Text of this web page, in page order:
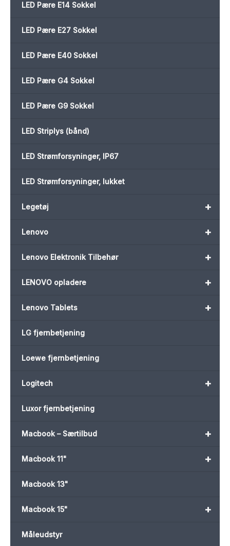
LED Pære E14 Sokkel
LED Pære E27 Sokkel
LED Pære E40 Sokkel
LED Pære G4 Sokkel
LED Pære G9 Sokkel
LED Striplys (bånd)
LED Strømforsyninger, IP67
LED Strømforsyninger, lukket
+
Legetøj
+
Lenovo
+
Lenovo Elektronik Tilbehør
+
LENOVO opladere
+
Lenovo Tablets
LG fjernbetjening
Loewe fjernbetjening
+
Logitech
Luxor fjernbetjening
+
Macbook – Særtilbud
+
Macbook 11"
Macbook 13"
+
Macbook 15"
Måleudstyr